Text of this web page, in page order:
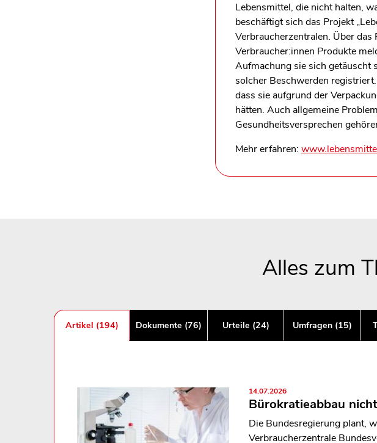
Lebensmittel, die nicht halten,
beschäftigt sich das Projekt
Verbraucherzentralen. Über
Verbraucher:innen Produkte
Aufmachung sie sich getäuscht
solcher Beschwerden
dass sie aufgrund der
hätten. Auch allgemeine
Gesundheitsversprechen
Mehr erfahren:
Alles zum
Artikel (194) Dokumente (76) Urteile (24) Umfragen (15)
14.07.2026
Bürokratieabbau
Die Bundesregierung plant,
Verbraucherzentrale